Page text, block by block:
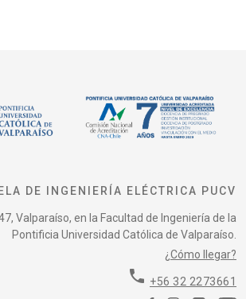
DE INGENIERÍA ELÉCTRICA PUCV
Valparaíso, en la Facultad de Ingeniería de la
Pontificia Universidad Católica de Valparaíso.
¿Cómo llegar?
phone +56 32 2273661